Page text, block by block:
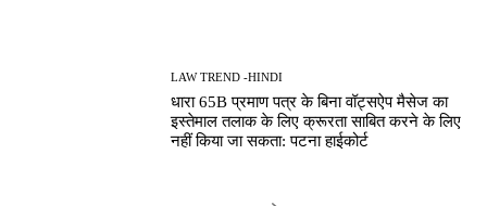
LAW TREND -HINDI
धारा 65B प्रमाण पत्र के बिना वॉट्सऐप मैसेज का
इस्तेमाल तलाक के लिए क्रूरता साबित करने के लिए
नहीं किया जा सकता: पटना हाईकोर्ट